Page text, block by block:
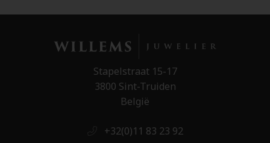
Stapelstraat 15-17
3800 Sint-Truiden
België
+32(0)11 83 23 92